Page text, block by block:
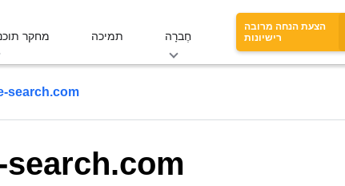
מחקר תמיכה חֶברָה
הצעת הנחה מרובה
רישיונות
search.com